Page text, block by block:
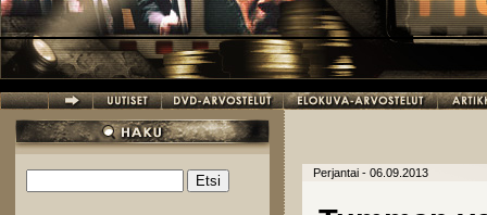
Hakulomake
Perjantai - 06.09.2013